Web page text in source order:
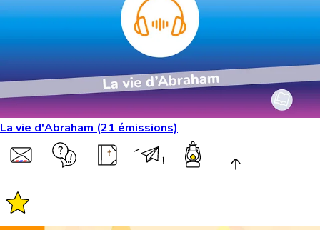
La vie d'Abraham (21 émissions)